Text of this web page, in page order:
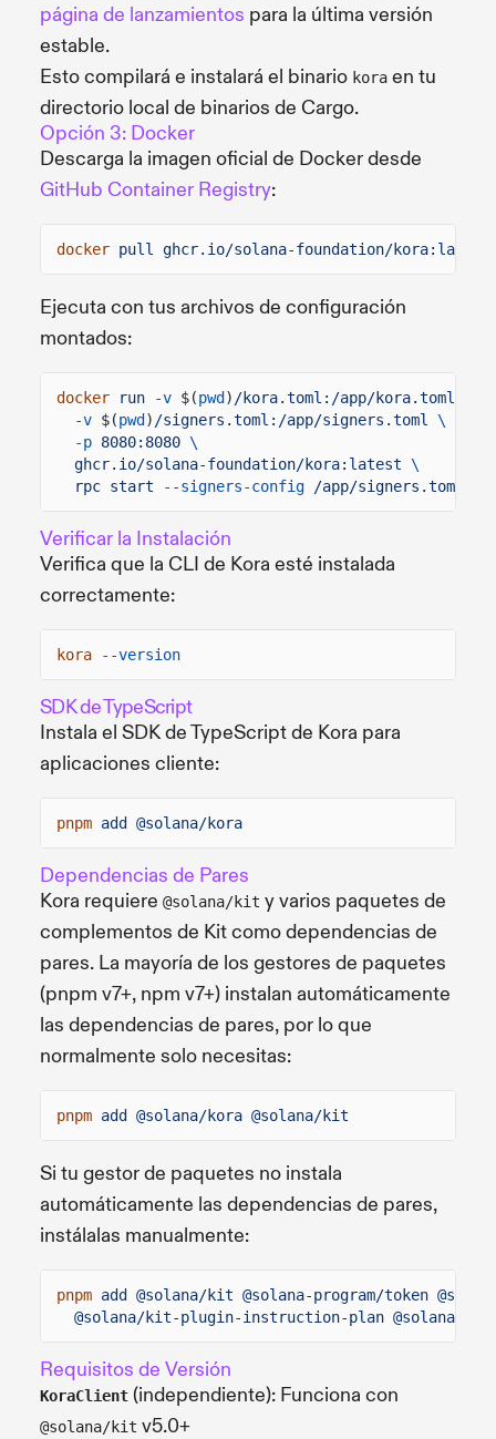
página de lanzamientos para la última versión
estable.
Esto compilará e instalará el binario kora en tu
directorio local de binarios de Cargo.
Opción 3: Docker
Descarga la imagen oficial de Docker desde
GitHub Container Registry:
docker pull ghcr.io/solana-foundation/kora:latest
Ejecuta con tus archivos de configuración
montados:
docker run -v $(pwd ) /kora.toml:/app/kora.toml
-v $(pwd ) /signers.toml:/app/signers.toml
\
-p 8080:8080 \
ghcr.io/solana-foundation/kora:latest \
rpc start
--signers-config /app/signers.toml
Verificar la Instalación
Verifica que la CLI de Kora esté instalada
correctamente:
kora --version
SDK de TypeScript
Instala el SDK de TypeScript de Kora para
aplicaciones cliente:
pnpm add @solana/kora
Dependencias de Pares
Kora requiere @solana/kit y varios paquetes de
complementos de Kit como dependencias de
pares. La mayoría de los gestores de paquetes
(pnpm v7+, npm v7+) instalan automáticamente
las dependencias de pares, por lo que
normalmente solo necesitas:
pnpm add @solana/kora @solana/kit
Si tu gestor de paquetes no instala
automáticamente las dependencias de pares,
instálalas manualmente:
pnpm add @solana/kit @solana-program/token
@solana/kit-plugin-instruction-plan @solana/
Requisitos de Versión
KoraClient (independiente): Funciona con
@solana/kit v5.0+